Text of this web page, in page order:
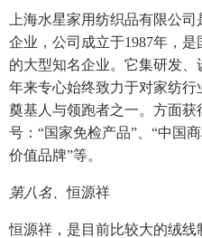
上海水星家用纺织品有限公
企业，公司成立于1987年，
的大型知名企业。它集研发
年来专心始终致力于对家纺
奠基人与领跑者之一。方面
号：“国家免检产品”、“中国
价值品牌”等。
第八名、恒源祥
恒源祥，是目前比较大的绒